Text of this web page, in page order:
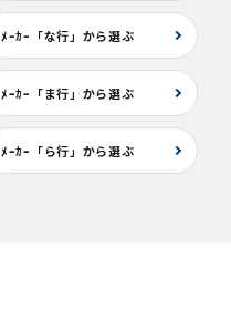
ﾒｰｶｰ「な行」から選ぶ
ﾒｰｶｰ「ま行」から選ぶ
ﾒｰｶｰ「ら行」から選ぶ